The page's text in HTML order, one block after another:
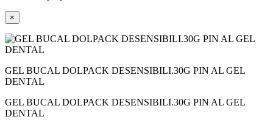
×
GEL BUCAL DOLPACK DESENSIBILI.30G PIN AL GEL
DENTAL
GEL BUCAL DOLPACK DESENSIBILI.30G PIN AL GEL
DENTAL